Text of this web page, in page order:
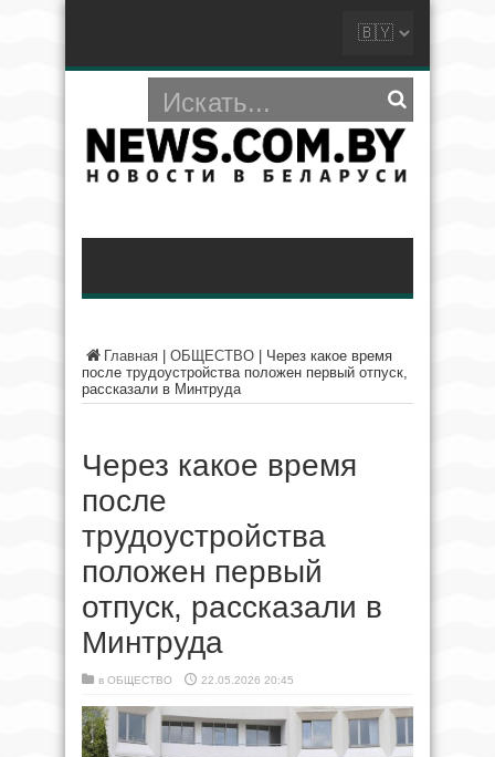
Главная ОБЩЕСТВО
Через какое время
после трудоустройства положен первый отпуск,
рассказали в Минтруда
Через какое время
после
трудоустройства
положен первый
отпуск, рассказали в
Минтруда
в ОБЩЕСТВО 22.05.2026 20:45